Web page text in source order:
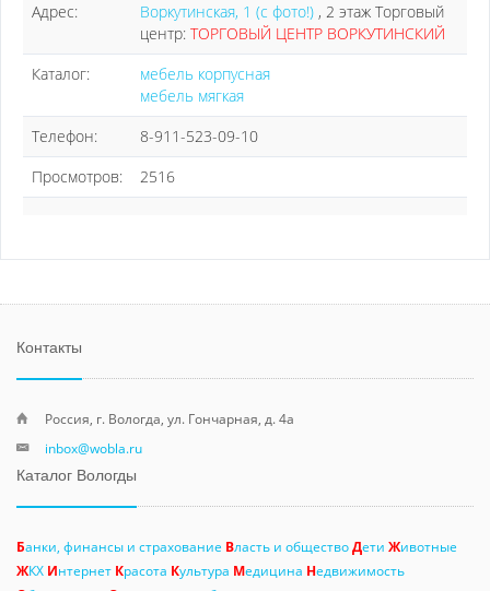
Адрес: Воркутинская, 1 (с фото!) , 2 этаж Торговый
центр: ТОРГОВЫЙ ЦЕНТР ВОРКУТИНСКИЙ
Каталог:
мебель корпусная
мебель мягкая
Телефон:
8-911-523-09-10
Просмотров:
2516
Контакты
Россия, г. Вологда, ул. Гончарная, д. 4а
inbox@wobla.ru
Каталог Вологды
Банки, финансы и страхование Власть и обществоДети Животные
ЖКХ Интернет Красота Культура Медицина Недвижимость